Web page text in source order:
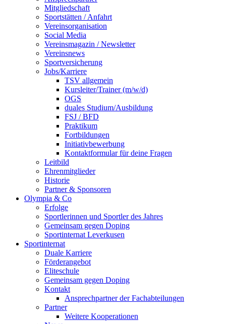
Mitgliedschaft
Sportstätten / Anfahrt
Vereinsorganisation
Social Media
Vereinsmagazin / Newsletter
Vereinsnews
Sportversicherung
Jobs/Karriere
TSV allgemein
Kursleiter/Trainer (m/w/d)
OGS
duales Studium/Ausbildung
FSJ / BFD
Praktikum
Fortbildungen
Initiativbewerbung
Kontaktformular für deine Fragen
Leitbild
Ehrenmitglieder
Historie
Partner & Sponsoren
Olympia & Co
Erfolge
Sportlerinnen und Sportler des Jahres
Gemeinsam gegen Doping
Sportinternat Leverkusen
Sportinternat
Duale Karriere
Förderangebot
Eliteschule
Gemeinsam gegen Doping
Kontakt
Ansprechpartner der Fachabteilungen
Partner
Weitere Kooperationen